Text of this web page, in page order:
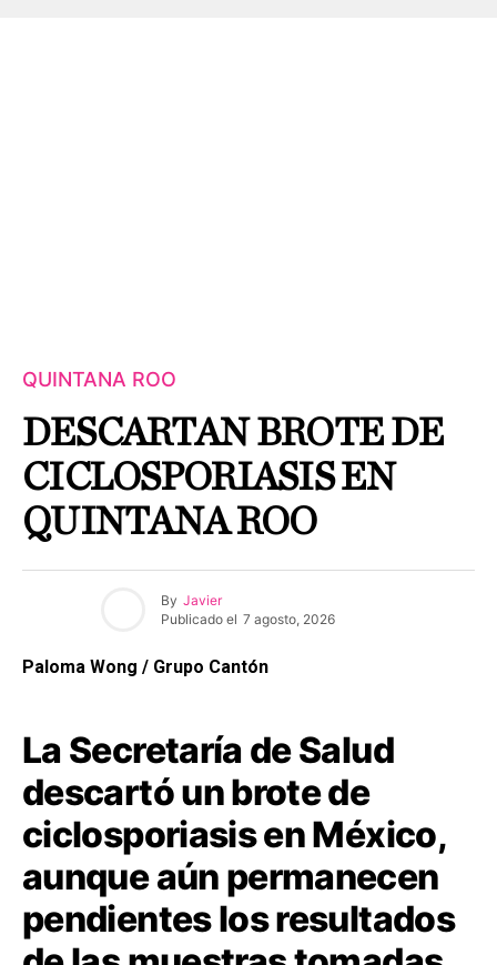
QUINTANA ROO
DESCARTAN BROTE DE
CICLOSPORIASIS EN
QUINTANA ROO
By Javier
Publicado el 7 agosto, 2026
Paloma Wong / Grupo Cantón
La Secretaría de Salud
descartó un brote de
ciclosporiasis en México,
aunque aún permanecen
pendientes los resultados